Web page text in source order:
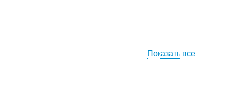
Показать все